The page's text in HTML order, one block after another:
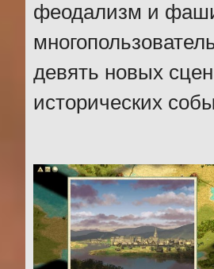
феодализм и
девять новых
исторических